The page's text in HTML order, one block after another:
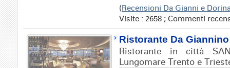
(Recensioni Da Gianni e
Visite : 2658 ; Commenti
Ristorante Da Giannino
Ristorante in città
Lungomare Trento e